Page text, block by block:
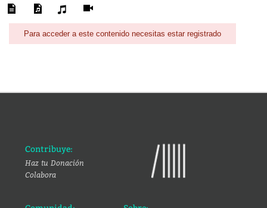
Para acceder a este contenido necesitas estar registrado
Contribuye:
Haz tu Donación
Colabora